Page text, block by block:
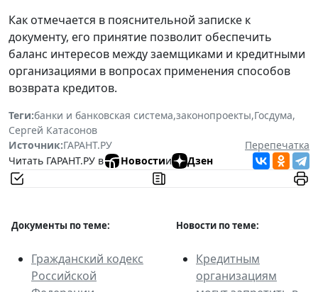
Как отмечается в пояснительной записке к
документу, его принятие позволит обеспечить
баланс интересов между заемщиками и кредитными
организациями в вопросах применения способов
возврата кредитов.
Теги:банки и банковская система,законопроекты,Госдума,
Сергей Катасонов
Источник:ГАРАНТ.РУ
Перепечатка
Читать ГАРАНТ.РУ в
Новостии Дзен
Документы по теме: Новости по теме:
Гражданский кодекс
Российской
Кредитным
организациям